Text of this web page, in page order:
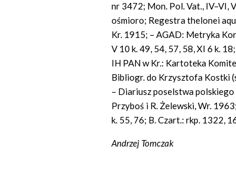
nr 3472; Mon. Pol. Vat., IV–VI,
ośmioro; Regestra thelonei
Kr. 1915; – AGAD: Metryka
V 10 k. 49, 54, 57, 58, XI 6 k.
IH PAN w Kr.: Kartoteka
Bibliogr. do Krzysztofa Kostki
– Diariusz poselstwa
Przyboś i R. Żelewski, Wr.
k. 55, 76; B. Czart.: rkp. 1322,
Andrzej Tomczak